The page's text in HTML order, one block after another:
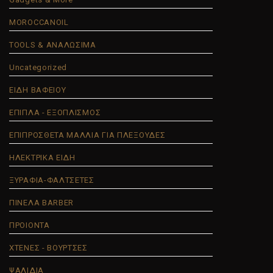
MOROCCANOIL
TOOLS & ΑΝΑΛΩΣΙΜΑ
Uncategorized
ΕΙΔΗ ΒΑΦΕΙΟΥ
ΕΠΙΠΛΑ - ΕΞΟΠΛΙΣΜΟΣ
ΕΠΙΠΡΟΣΘΕΤΑ ΜΑΛΛΙΑ ΓΙΑ ΠΛΕΞΟΥΔΕΣ
ΗΛΕΚΤΡΙΚΑ ΕΙΔΗ
ΞΥΡΑΦΙΑ-ΦΑΛΤΣΕΤΕΣ
ΠΙΝΕΛΑ BARBER
ΠΡΟΙΟΝΤΑ
ΧΤΕΝΕΣ - ΒΟΥΡΤΣΕΣ
ΨΑΛΙΔΙΑ